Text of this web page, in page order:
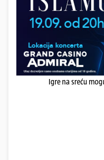
Igre na sreću